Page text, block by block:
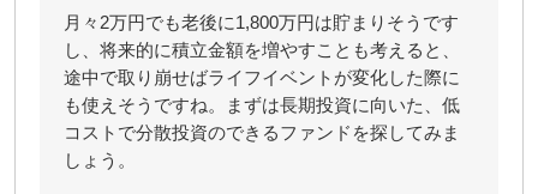
月々2万円でも老後に1,800万円は貯まりそうです
し、将来的に積立金額を増やすことも考えると、
途中で取り崩せばライフイベントが変化した際に
も使えそうですね。まずは長期投資に向いた、低
コストで分散投資のできるファンドを探してみま
しょう。